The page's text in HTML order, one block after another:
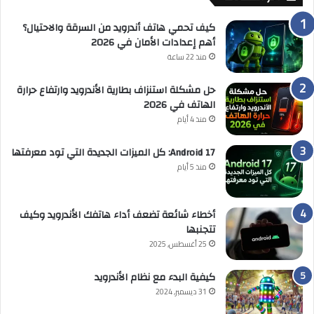
كيف تحمي هاتف أندرويد من السرقة والاحتيال؟
أهم إعدادات الأمان في 2026
منذ 22 ساعة
حل مشكلة استنزاف بطارية الأندرويد وارتفاع حرارة
الهاتف في 2026
منذ 4 أيام
Android 17: كل الميزات الجديدة التي تود معرفتها
منذ 5 أيام
أخطاء شائعة تضعف أداء هاتفك الأندرويد وكيف
تتجنبها
25 أغسطس, 2025
كيفية البدء مع نظام الأندرويد
31 ديسمبر, 2024